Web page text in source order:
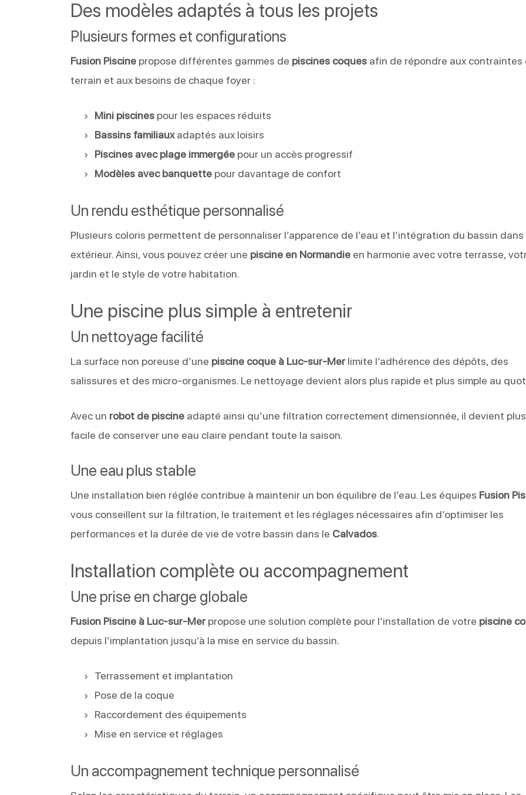
Des modèles adaptés à tous les projets
Plusieurs formes et configurations
Fusion Piscine propose différentes gammes de piscines coques afin de répondre aux contraintes
terrain et aux besoins de chaque foyer :
Mini piscines pour les espaces réduits
Bassins familiauxadaptés aux loisirs
Piscines avec plage immergée pour un accès progressif
Modèles avec banquette pour davantage de confort
Un rendu esthétique personnalisé
Plusieurs coloris permettent de personnaliser l’apparence de l’eau et l’intégration du bassin
extérieur. Ainsi, vous pouvez créer une piscine en Normandie en harmonie avec votre terrasse,
jardin et le style de votre habitation.
Une piscine plus simple à entretenir
Un nettoyage facilité
La surface non poreuse d’une piscine coque à Luc-sur-Mer limite l’adhérence des dépôts, des
salissures et des micro-organismes. Le nettoyage devient alors plus rapide et plus simple au
Avec un robot de piscine adapté ainsi qu’une filtration correctement dimensionnée, il devient plus
facile de conserver une eau claire pendant toute la saison.
Une eau plus stable
Une installation bien réglée contribue à maintenir un bon équilibre de l’eau. Les équipes Fusion
vous conseillent sur la filtration, le traitement et les réglages nécessaires afin d’optimiser les
performances et la durée de vie de votre bassin dans le Calvados.
Installation complète ou accompagnement
Une prise en charge globale
Fusion Piscine à Luc-sur-Mer propose une solution complète pour l’installation de votre piscine
depuis l’implantation jusqu’à la mise en service du bassin.
Terrassement et implantation
Pose de la coque
Raccordement des équipements
Mise en service et réglages
Un accompagnement technique personnalisé